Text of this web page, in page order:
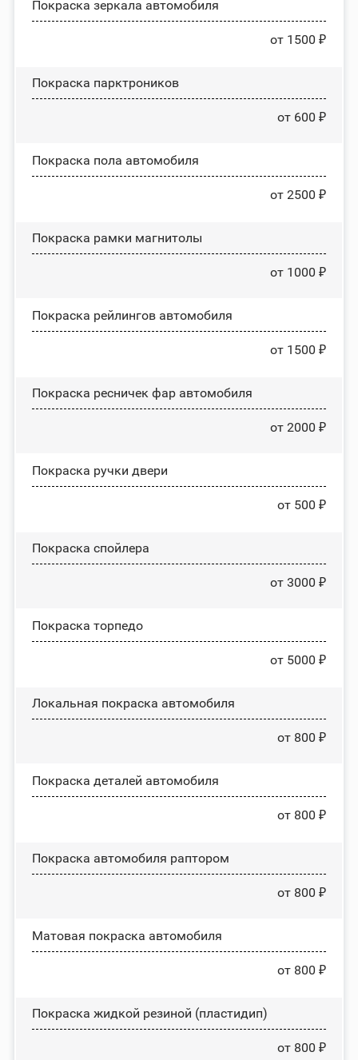
Покраска зеркала автомобиля
от 1500 ₽
Покраска парктроников
от 600 ₽
Покраска пола автомобиля
от 2500 ₽
Покраска рамки магнитолы
от 1000 ₽
Покраска рейлингов автомобиля
от 1500 ₽
Покраска ресничек фар автомобиля
от 2000 ₽
Покраска ручки двери
от 500 ₽
Покраска спойлера
от 3000 ₽
Покраска торпедо
от 5000 ₽
Локальная покраска автомобиля
от 800 ₽
Покраска деталей автомобиля
от 800 ₽
Покраска автомобиля раптором
от 800 ₽
Матовая покраска автомобиля
от 800 ₽
Покраска жидкой резиной (пластидип)
от 800 ₽